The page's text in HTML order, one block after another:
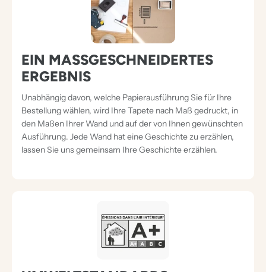
EIN MASSGESCHNEIDERTES E
RGEBNIS
Unabhängig davon, welche Papierausführung Sie für Ihre
Bestellung wählen, wird Ihre Tapete nach Maß gedruckt, in
den Maßen Ihrer Wand und auf der von Ihnen gewünschten
Ausführung. Jede Wand hat eine Geschichte zu erzählen,
lassen Sie uns gemeinsam Ihre Geschichte erzählen.